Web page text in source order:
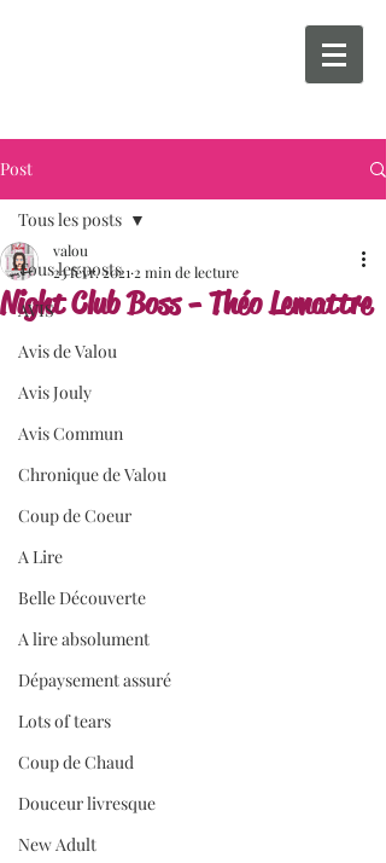
Post
Tous les posts
AVIS
Avis de Valou
Avis Jouly
Avis Commun
Chronique de Valou
Coup de Coeur
A Lire
Belle Découverte
A lire absolument
Dépaysement assuré
Lots of tears
Coup de Chaud
Douceur livresque
New Adult
Tous les posts
Night Club Boss - Théo Lemattre
valou
23 févr. 2021 2 min de lecture